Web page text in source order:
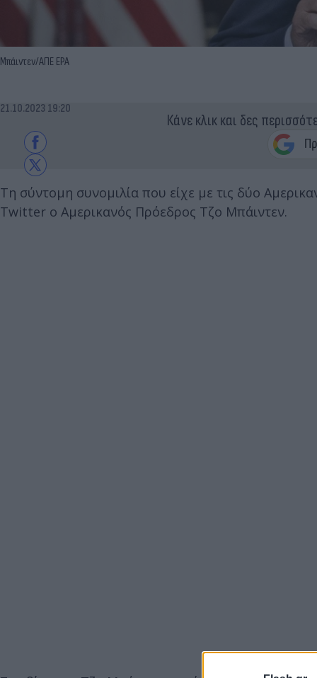
Μπάιντεν/ΑΠΕ EPA
21.10.2023 19:20
Κάνε κλικ και δες
Τη σύντομη συνομιλία που είχε με τις δύο
Twitter ο Αμερικανός Πρόεδρος Τζο Μπάιντεν.